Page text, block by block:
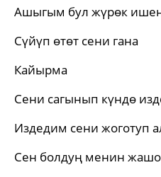
Ашыгым бул жүрөк
Сүйүп өтөт сени гана
Кайырма
Сени сагынып күндө
Издедим сени жоготуп
Сен болдуң менин